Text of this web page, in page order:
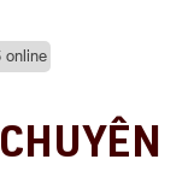
online